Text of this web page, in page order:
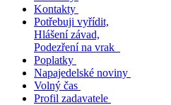
Kontakty
Potřebuji vyřídit,
Hlášení závad,
Podezření na vrak
Poplatky
Napajedelské noviny
Volný čas
Profil zadavatele